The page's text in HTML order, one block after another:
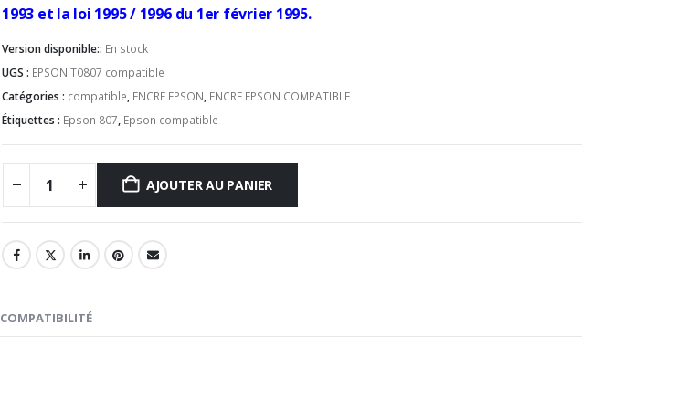
1993 et la loi 1995 / 1996 du 1er février 1995.
Version disponible:: En stock
UGS : EPSON T0807 compatible
Catégories : compatible, ENCRE EPSON, ENCRE EPSON COMPATIBLE
Étiquettes : Epson 807, Epson compatible
AJOUTER AU PANIER
COMPATIBILITÉ